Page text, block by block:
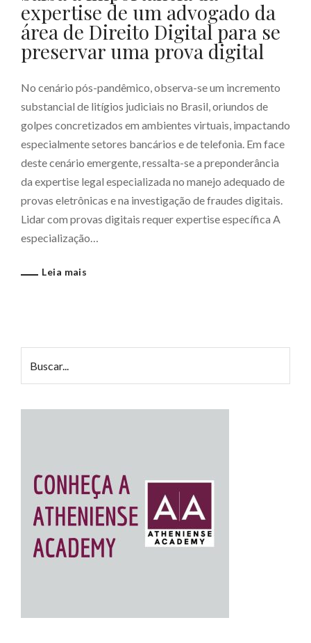
expertise de um advogado da
área de Direito Digital para se
preservar uma prova digital
No cenário pós-pandêmico, observa-se um incremento
substancial de litígios judiciais no Brasil, oriundos de
golpes concretizados em ambientes virtuais, impactando
especialmente setores bancários e de telefonia. Em face
deste cenário emergente, ressalta-se a preponderância
da expertise legal especializada no manejo adequado de
provas eletrônicas e na investigação de fraudes digitais.
Lidar com provas digitais requer expertise específica A
especialização…
Leia mais